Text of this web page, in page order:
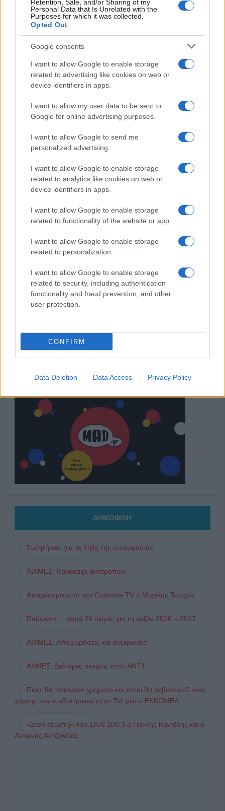
Retention, Sale, and/or Sharing of my
Personal Data that Is Unrelated with the
Purposes for which it was collected.
Opted Out
Google consents
I want to allow Google to enable storage
related to advertising like cookies on web or
device identifiers in apps.
I want to allow my user data to be sent to
Google for online advertising purposes.
I want to allow Google to send me
personalized advertising.
I want to allow Google to enable storage
related to analytics like cookies on web or
device identifiers in apps.
I want to allow Google to enable storage
related to functionality of the website or app.
I want to allow Google to enable storage
related to personalization.
I want to allow Google to enable storage
related to security, including authentication
functionality and fraud prevention, and other
user protection.
CONFIRM
Data Deletion Data Access Privacy Policy
ΓΙΑ ΤΟ ΚΑΛΟΚΑΙΡΙ ΣΟΥ →
ΔΗΜΟΦΙΛΗ
Συζητήσεις για τη λήξη της συνεργασίας
ΑΙΧΜΕΣ: Καλοκαίρι ανατροπών
Αποχώρησε από την Cosmote TV o Μιχάλης Τσώχος
Παίρνουν… σειρά 26 σειρές για τη σεζόν 2026 – 2027
ΑΙΧΜΕΣ: Αποχωρήσεις και συμφωνίες
ΑΧΜΕΣ: Δεύτερες σκέψεις στον ΑΝΤ1...
Ποιοι θα παίρνουν χρήματα και ποιοι θα κόβονται-Ο νέος
χάρτης των επιδοτήσεων στην TV, μέσω ΕΚΚΟΜΕΔ
«Στον εξώστη» του ΣΚΑΪ 100.3 ο Γιάννης Καντέλης και ο
Αντώνης Αντζολέτος